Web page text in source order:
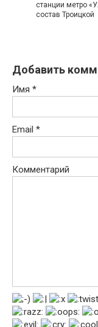
станции метро
состав Троицкой
Добавить
Имя *
Email *
Комментарий